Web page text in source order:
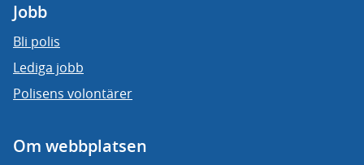
Jobb
Bli polis
Lediga jobb
Polisens volontärer
Om webbplatsen